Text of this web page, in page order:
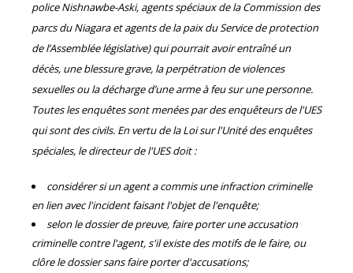
police Nishnawbe-Aski, agents spéciaux de la Commission des
parcs du Niagara et agents de la paix du Service de protection
de l’Assemblée législative) qui pourrait avoir entraîné un
décès, une blessure grave, la perpétration de violences
sexuelles ou la décharge d’une arme à feu sur une personne.
Toutes les enquêtes sont menées par des enquêteurs de l'UES
qui sont des civils. En vertu de la Loi sur l'Unité des enquêtes
spéciales, le directeur de l'UES doit :
considérer si un agent a commis une infraction criminelle
en lien avec l'incident faisant l'objet de l'enquête;
selon le dossier de preuve, faire porter une accusation
criminelle contre l'agent, s'il existe des motifs de le faire, ou
clôre le dossier sans faire porter d'accusations;